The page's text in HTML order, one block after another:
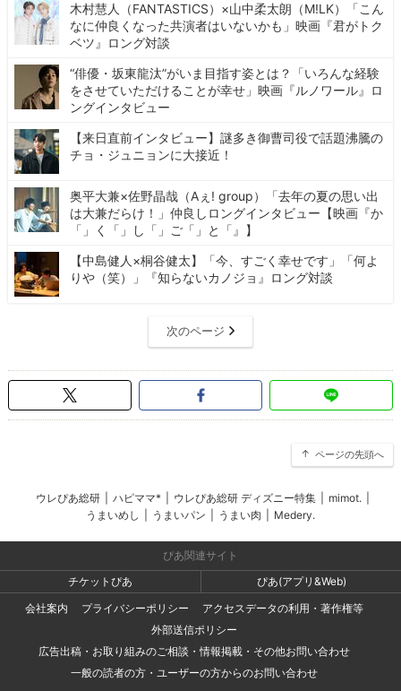
木村慧人（FANTASTICS）×山中柔太朗（M!LK）「こん
なに仲良くなった共演者はいないかも」映画『君がトク
ベツ』ロング対談
“俳優・坂東龍汰”がいま目指す姿とは？「いろんな経験
をさせていただけることが幸せ」映画『ルノワール』ロ
ングインタビュー
【来日直前インタビュー】謎多き御曹司役で話題沸騰の
チョ・ジュニョンに大接近！
奥平大兼×佐野晶哉（Aぇ! group）「去年の夏の思い出
は大兼だらけ！」仲良しロングインタビュー【映画『か
「」く「」し「」ご「」と「』】
【中島健人×桐谷健太】「今、すごく幸せです」「何よ
りや（笑）」『知らないカノジョ』ロング対談
次のページ
ページの先頭へ
ウレぴあ総研 ハピママ* ウレぴあ総研 ディズニー特集 mimot.
うまいめし
うまいパン うまい肉 Medery.
ぴあ関連サイト
チケットぴあ
ぴあ(アプリ&Web)
会社案内
プライバシーポリシー
アクセスデータの利用・著作権等
外部送信ポリシー
広告出稿・お取り組みのご相談・情報掲載・その他お問い合わせ
一般の読者の方・ユーザーの方からのお問い合わせ